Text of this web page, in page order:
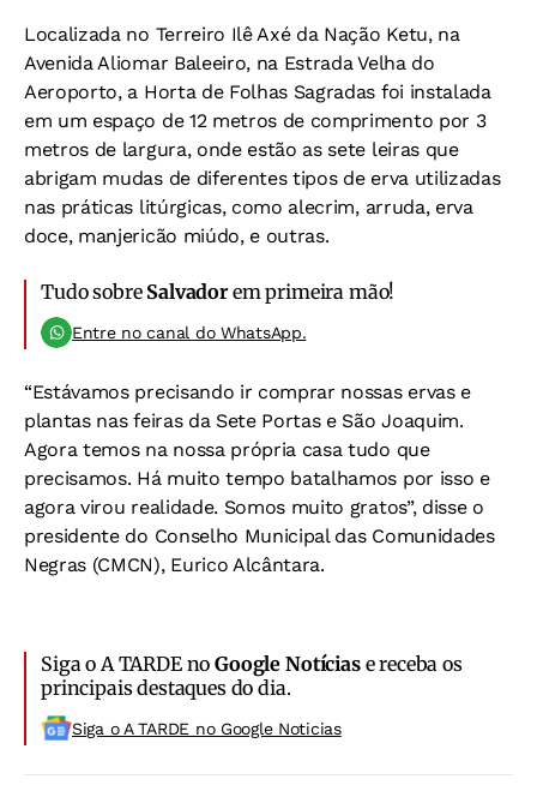
Localizada no Terreiro Ilê Axé da Nação Ketu, na
Avenida Aliomar Baleeiro, na Estrada Velha do
Aeroporto, a Horta de Folhas Sagradas foi instalada
em um espaço de 12 metros de comprimento por 3
metros de largura, onde estão as sete leiras que
abrigam mudas de diferentes tipos de erva utilizadas
nas práticas litúrgicas, como alecrim, arruda, erva
doce, manjericão miúdo, e outras.
Tudo sobre Salvadorem primeira mão!
Entre no canal do WhatsApp.
“Estávamos precisando ir comprar nossas ervas e
plantas nas feiras da Sete Portas e São Joaquim.
Agora temos na nossa própria casa tudo que
precisamos. Há muito tempo batalhamos por isso e
agora virou realidade. Somos muito gratos”, disse o
presidente do Conselho Municipal das Comunidades
Negras (CMCN), Eurico Alcântara.
Siga o A TARDE noGoogle Notíciase receba os
principais destaques do dia.
Siga o A TARDE no Google Noticias